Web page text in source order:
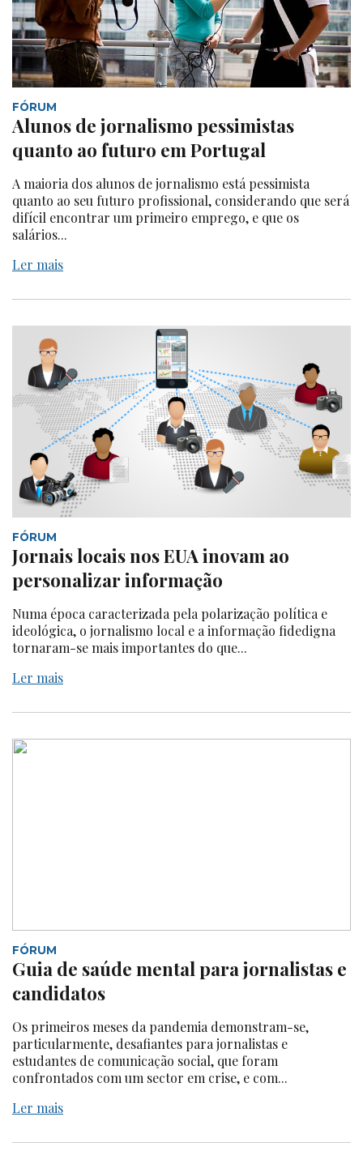
FÓRUM
Alunos de jornalismo pessimistas
quanto ao futuro em Portugal
A maioria dos alunos de jornalismo está pessimista
quanto ao seu futuro profissional, considerando que será
difícil encontrar um primeiro emprego, e que os
salários...
Ler mais
FÓRUM
Jornais locais nos EUA inovam ao
personalizar informação
Numa época caracterizada pela polarização política e
ideológica, o jornalismo local e a informação fidedigna
tornaram-se mais importantes do que...
Ler mais
FÓRUM
Guia de saúde mental para jornalistas e
candidatos
Os primeiros meses da pandemia demonstram-se,
particularmente, desafiantes para jornalistas e
estudantes de comunicação social, que foram
confrontados com um sector em crise, e com...
Ler mais